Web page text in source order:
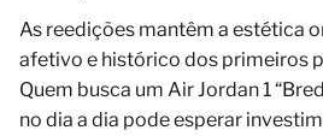
As reedições mantêm a estética
afetivo e histórico dos primeiros
Quem busca um Air Jordan 1
no dia a dia pode esperar